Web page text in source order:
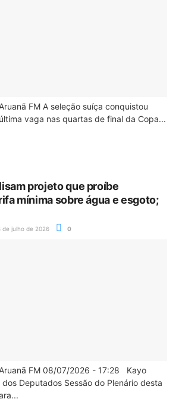
FM A seleção suíça conquistou
vaga nas quartas de final da Copa...
projeto que proíbe
mínima sobre água e esgoto;
de julho de 2026 0
FM 08/07/2026 - 17:28 Kayo
Deputados Sessão do Plenário desta